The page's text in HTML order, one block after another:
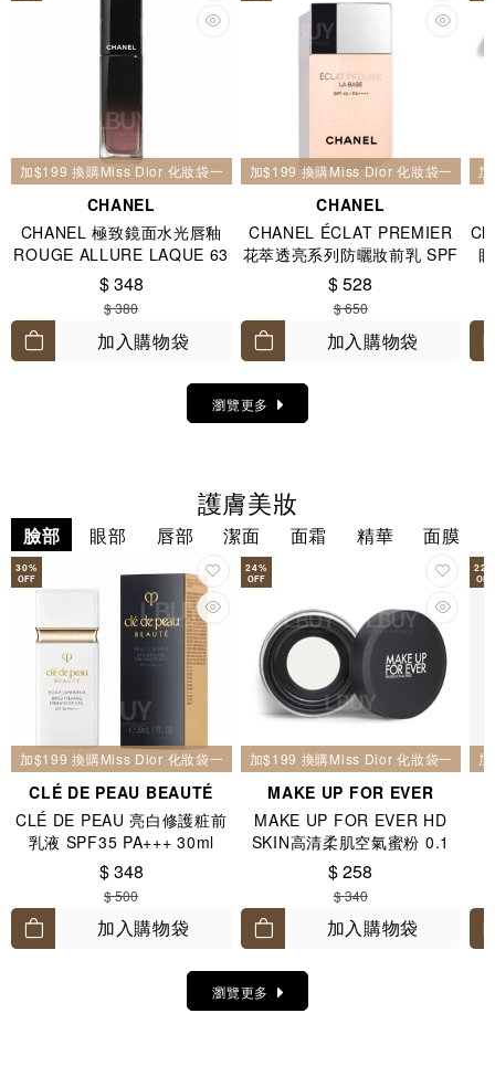
加$199 換購Miss Dior 化妝袋一個
CHANEL
CHANEL 極致鏡面水光唇釉
ROUGE ALLURE LAQUE 63
ULTIMATE 玫瑰裸色
$ 348
$ 380
加入購物袋
加$199 換購Miss Dior 化妝袋一個
CHANEL
CHANEL ÉCLAT PREMIER
花萃透亮系列防曬妝前乳 SPF
40 / PA++++ 30ml
$ 528
$ 650
加入購物袋
瀏覽更多
護膚美妝
臉部 眼部 唇部 潔面 面霜 精華 面膜
30%
OFF
加$199 換購Miss Dior 化妝袋一個
CLÉ DE PEAU BEAUTÉ
CLÉ DE PEAU 亮白修護粧前
乳液 SPF35 PA+++ 30ml
$ 348
$ 500
加入購物袋
24%
OFF
加$199 換購Miss Dior 化妝袋一個
MAKE UP FOR EVER
MAKE UP FOR EVER HD
SKIN高清柔肌空氣蜜粉 0.1
Translucent 8.5g
$ 258
$ 340
加入購物袋
22
OFF
瀏覽更多